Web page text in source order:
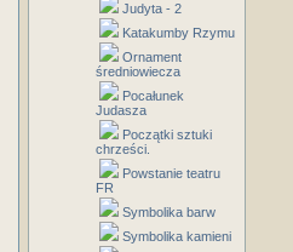
Judyta - 2
Katakumby Rzymu
Ornament
średniowiecza
Pocałunek
Judasza
Początki sztuki
chrześci.
Powstanie teatru
FR
Symbolika barw
Symbolika kamieni